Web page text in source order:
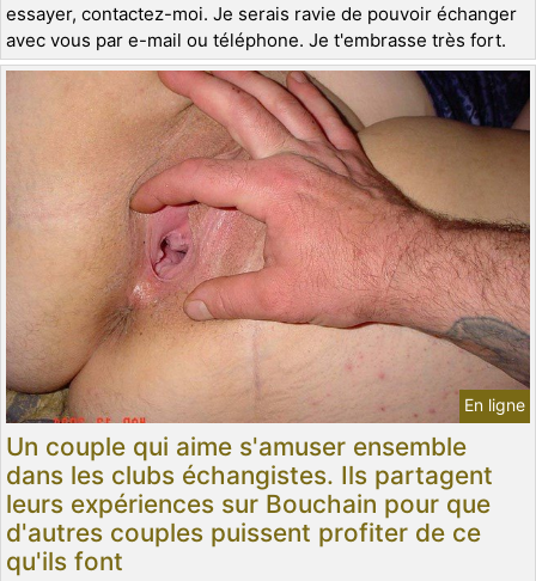
essayer, contactez-moi. Je serais ravie de pouvoir échanger
avec vous par e-mail ou téléphone. Je t'embrasse très fort.
En ligne
Un couple qui aime s'amuser ensemble
dans les clubs échangistes. Ils partagent
leurs expériences sur Bouchain pour que
d'autres couples puissent profiter de ce
qu'ils font